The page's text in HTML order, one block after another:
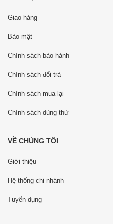
Giao hàng
Bảo mật
Chính sách bảo hành
Chính sách đổi trả
Chính sách mua lại
Chính sách dùng thử
VỀ CHÚNG TÔI
Giới thiệu
Hệ thống chi nhánh
Tuyển dụng